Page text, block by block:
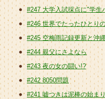
#247 大学入試採点に"学生
#246 世界でたったひとり
#245 空梅雨記録更新と沖
#244 親父にさよなら
#243 夜の女の闘い!?
#242 8050問題
#241 嘘つきは泥棒の始ま